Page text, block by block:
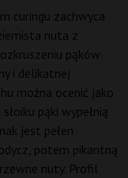
curingu zachwyca
nuta z
pąków
i delikatnej
można ocenić jako
pąki wypełnią
jest pełen
potem pikantną
nuty. Profil